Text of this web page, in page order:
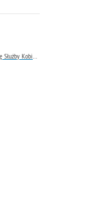
Międzynarodowe Zawody Strzeleckie Policji w 100. Rocznicę Służby Kobiet w Policji